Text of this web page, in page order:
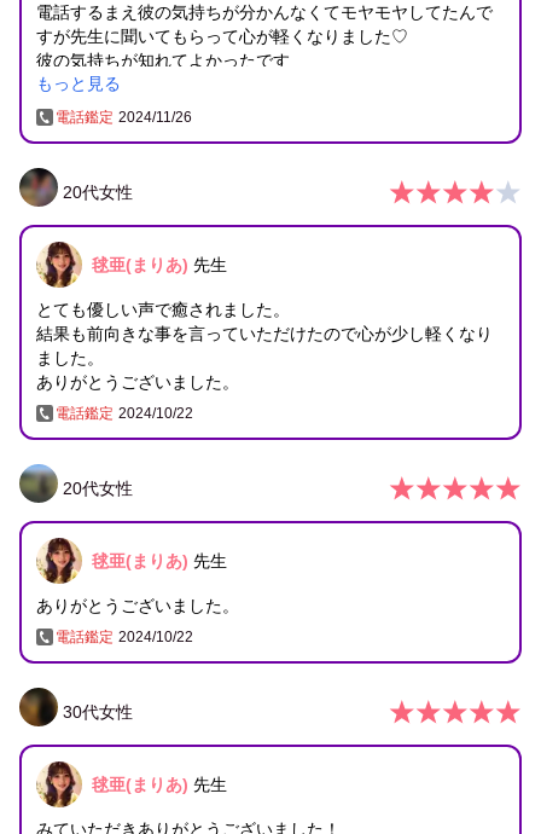
電話するまえ彼の気持ちが分かんなくてモヤモヤしてたんで
すが先生に聞いてもらって心が軽くなりました♡
彼の気持ちが知れてよかったです
彼の仕事が落ち着くまで自分磨き頑張ります
また何かあった時はお話聞いてください
もっと見る
電話鑑定 2024/11/26
20代女性
毬亜(まりあ) 先生
とても優しい声で癒されました。
結果も前向きな事を言っていただけたので心が少し軽くなり
ました。
ありがとうございました。
電話鑑定 2024/10/22
20代女性
毬亜(まりあ) 先生
ありがとうございました。
電話鑑定 2024/10/22
30代女性
毬亜(まりあ) 先生
みていただきありがとうございました！